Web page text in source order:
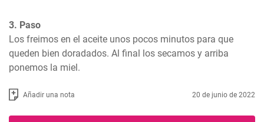
3. Paso
Los freimos en el aceite unos pocos minutos para que
queden bien doradados. Al final los secamos y arriba
ponemos la miel.
Añadir una nota 20 de junio de 2022